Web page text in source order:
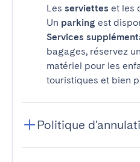
Les serviettes et les
Un parking est
Services
bagages, réservez
matériel pour les
touristiques et bien
Politique